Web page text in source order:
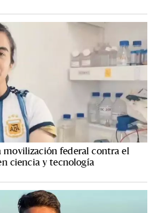
movilización federal contra el
ciencia y tecnología